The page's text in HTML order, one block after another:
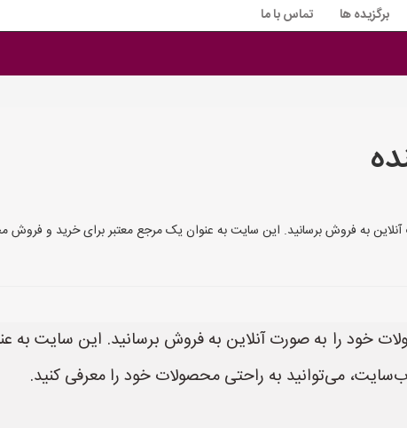
برگزیده ها تماس با ما
به فروش برسانید. این سایت به عنوان یک مرجع معتبر برای خرید و
خود را به صورت آنلاین به فروش برسانید. این سایت به
می‌توانید به راحتی محصولات خود را معرفی کنید.